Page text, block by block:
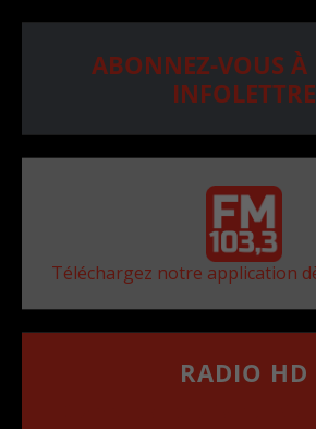
ABONNEZ-VOUS À
INFOLETTRE
Téléchargez notre application
RADIO HD